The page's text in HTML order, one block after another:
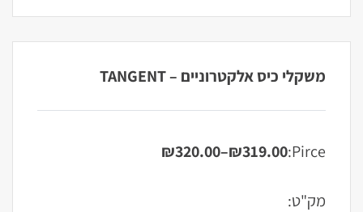
משקלי כיס אלקטרוניים – TANGENT
Pirce:
₪319.00
–
₪320.00
טווח
מק"ט: